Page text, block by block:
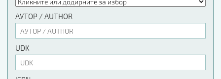
АУТОР / AUTHOR
UDK